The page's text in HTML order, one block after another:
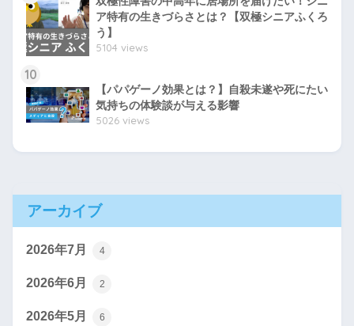
ア特有の生きづらさとは？【双極シニアふくろ
う】
5104 views
10
【パパゲーノ効果とは？】自殺未遂や死にたい
気持ちの体験談が与える影響
5026 views
アーカイブ
2026年7月 4
2026年6月 2
2026年5月 6